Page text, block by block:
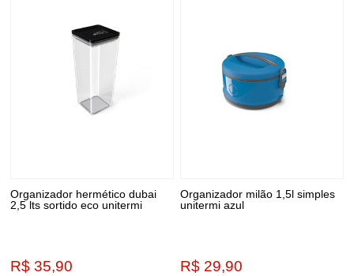
Organizador hermético dubai
2,5 lts sortido eco unitermi
R$ 35,90
Organizador milão 1,5l simples
unitermi azul
R$ 29,90